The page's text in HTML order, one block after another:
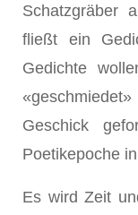
Schatzgräber
fließt ein
Gedichte
Geschick
Poetikepoche
Es wird Zeit